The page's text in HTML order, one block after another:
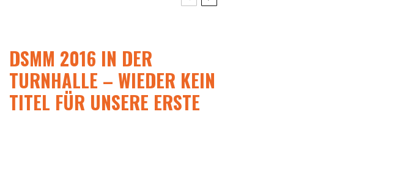
DSMM 2016 IN DER
TURNHALLE – WIEDER KEIN
TITEL FÜR UNSERE ERSTE